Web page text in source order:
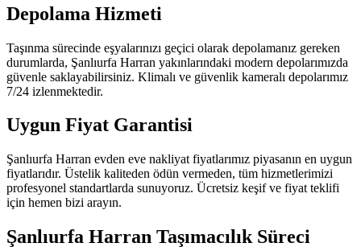
Depolama Hizmeti
Taşınma sürecinde eşyalarınızı geçici olarak depolamanız gereken
durumlarda, Şanlıurfa Harran yakınlarındaki modern depolarımızda
güvenle saklayabilirsiniz. Klimalı ve güvenlik kameralı depolarımız
7/24 izlenmektedir.
Uygun Fiyat Garantisi
Şanlıurfa Harran evden eve nakliyat fiyatlarımız piyasanın en uygun
fiyatlarıdır. Üstelik kaliteden ödün vermeden, tüm hizmetlerimizi
profesyonel standartlarda sunuyoruz. Ücretsiz keşif ve fiyat teklifi
için hemen bizi arayın.
Şanlıurfa Harran Taşımacılık Süreci